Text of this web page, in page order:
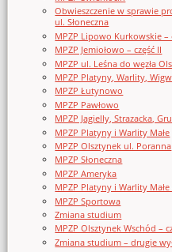
Obwieszczenie w sprawie
ul. Słoneczna
MPZP Lipowo Kurkowskie –
MPZP Jemiołowo – część II
MPZP ul. Leśna do węzła
MPZP Platyny, Warlity,
MPZP Łutynowo
MPZP Pawłowo
MPZP Jagielly, Strazacka,
MPZP Platyny i Warlity Małe
MPZP Olsztynek ul. Poranna
MPZP Słoneczna
MPZP Ameryka
MPZP Platyny i Warlity Małe
MPZP Sportowa
Zmiana studium
MPZP Olsztynek Wschód –
Zmiana studium – drugie